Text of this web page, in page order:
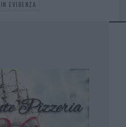
IN EVIDENZA